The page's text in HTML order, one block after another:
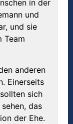
in der
und
und sie
Team
anderen
Einerseits
sich
das
der Ehe.